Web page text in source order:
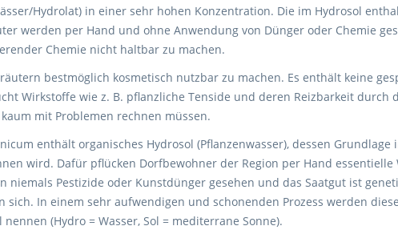
Hydrolat) in einer sehr hohen Konzentration. Die im Hydrosol
werden per Hand und ohne Anwendung von Dünger oder Chemie
Chemie nicht haltbar zu machen.
bestmöglich kosmetisch nutzbar zu machen. Es enthält keine
Wirkstoffe wie z. B. pflanzliche Tenside und deren Reizbarkeit durch
mit Problemen rechnen müssen.
enthält organisches Hydrosol (Pflanzenwasser), dessen Grundlage
wird. Dafür pflücken Dorfbewohner der Region per Hand
niemals Pestizide oder Kunstdünger gesehen und das Saatgut ist
In einem sehr aufwendigen und schonenden Prozess werden
(Hydro = Wasser, Sol = mediterrane Sonne).